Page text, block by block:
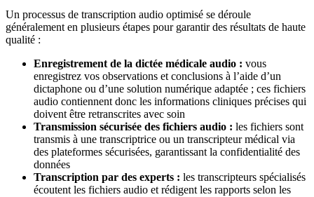
Un processus de transcription audio optimisé se déroule
généralement en plusieurs étapes pour garantir des résultats de haute
qualité :
Enregistrement de la dictée médicale audio : vous
enregistrez vos observations et conclusions à l’aide d’un
dictaphone ou d’une solution numérique adaptée ; ces fichiers
audio contiennent donc les informations cliniques précises qui
doivent être retranscrites avec soin
Transmission sécurisée des fichiers audio : les fichiers sont
transmis à une transcriptrice ou un transcripteur médical via
des plateformes sécurisées, garantissant la confidentialité des
données
Transcription par des experts : les transcripteurs spécialisés
écoutent les fichiers audio et rédigent les rapports selon les